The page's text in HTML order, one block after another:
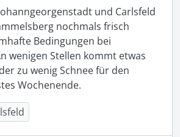
und Carlsfeld
nochmals frisch
Bedingungen bei
wenigen Stellen kommt etwas
zu wenig Schnee für den
Wochenende.